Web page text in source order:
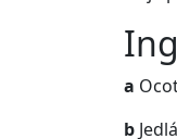
a
b